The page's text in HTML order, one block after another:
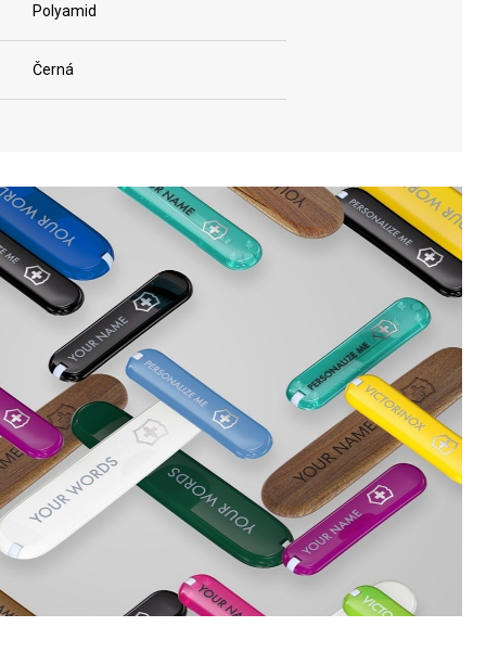
Polyamid
Černá